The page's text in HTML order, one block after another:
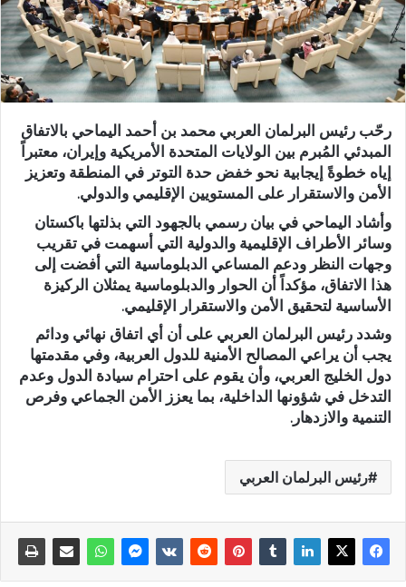
رحّب رئيس البرلمان العربي محمد بن أحمد اليماحي بالاتفاق
المبدئي المُبرم بين الولايات المتحدة الأمريكية وإيران، معتبراً
إياه خطوةً إيجابية نحو خفض حدة التوتر في المنطقة وتعزيز
الأمن والاستقرار على المستويين الإقليمي والدولي.
وأشاد اليماحي في بيان رسمي بالجهود التي بذلتها باكستان
وسائر الأطراف الإقليمية والدولية التي أسهمت في تقريب
وجهات النظر ودعم المساعي الدبلوماسية التي أفضت إلى
هذا الاتفاق، مؤكداً أن الحوار والدبلوماسية يمثلان الركيزة
الأساسية لتحقيق الأمن والاستقرار الإقليمي.
وشدد رئيس البرلمان العربي على أن أي اتفاق نهائي ودائم
يجب أن يراعي المصالح الأمنية للدول العربية، وفي مقدمتها
دول الخليج العربي، وأن يقوم على احترام سيادة الدول وعدم
التدخل في شؤونها الداخلية، بما يعزز الأمن الجماعي وفرص
التنمية والازدهار.
رئيس البرلمان العربي